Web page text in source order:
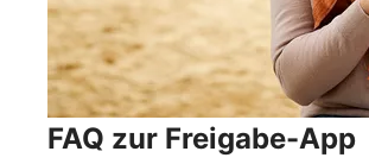
FAQ zur Freigabe-App